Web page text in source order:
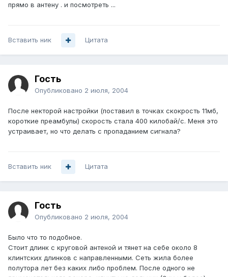
прямо в антену . и посмотреть ...
Вставить ник Цитата
Гость
Опубликовано 2 июля, 2004
После некторой настройки (поставил в точках скокрость 11мб,
короткие преамбулы) скорость стала 400 килобай/с. Меня это
устраивает, но что делать с пропаданием сигнала?
Вставить ник Цитата
Гость
Опубликовано 2 июля, 2004
Было что то подобное.
Стоит длинк с круговой антеной и тянет на себе около 8
клинтских длинков с направленными. Сеть жила более
полутора лет без каких либо проблем. После одного не